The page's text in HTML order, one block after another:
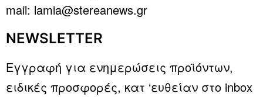
mail: lamia@stereanews.gr
NEWSLETTER
Εγγραφή για ενημερώσεις προϊόντων,
ειδικές προσφορές, κατ ‘ευθείαν στο inbox